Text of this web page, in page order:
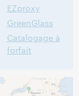
EZproxy
GreenGlass
Catalogage à
forfait